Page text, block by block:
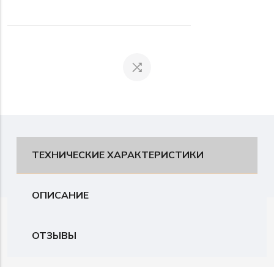
ТЕХНИЧЕСКИЕ ХАРАКТЕРИСТИКИ
ОПИСАНИЕ
ОТЗЫВЫ